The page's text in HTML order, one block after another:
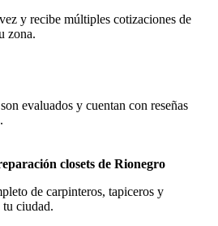
y recibe múltiples cotizaciones de
zona.
evaluados y cuentan con reseñas
closets de Rionegro
de carpinteros, tapiceros y
tu ciudad.